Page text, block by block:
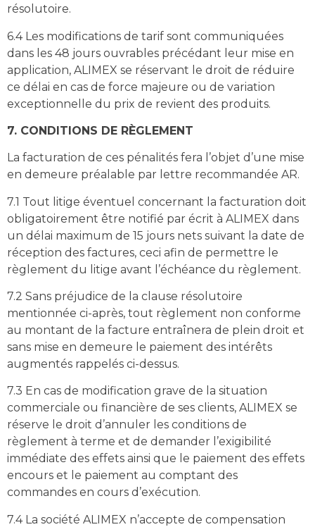
résolutoire.
6.4 Les modifications de tarif sont communiquées
dans les 48 jours ouvrables précédant leur mise en
application, ALIMEX se réservant le droit de réduire
ce délai en cas de force majeure ou de variation
exceptionnelle du prix de revient des produits.
7. CONDITIONS DE RÈGLEMENT
La facturation de ces pénalités fera l’objet d’une mise
en demeure préalable par lettre recommandée AR.
7.1 Tout litige éventuel concernant la facturation doit
obligatoirement être notifié par écrit à ALIMEX dans
un délai maximum de 15 jours nets suivant la date de
réception des factures, ceci afin de permettre le
règlement du litige avant l’échéance du règlement.
7.2 Sans préjudice de la clause résolutoire
mentionnée ci-après, tout règlement non conforme
au montant de la facture entraînera de plein droit et
sans mise en demeure le paiement des intérêts
augmentés rappelés ci-dessus.
7.3 En cas de modification grave de la situation
commerciale ou financière de ses clients, ALIMEX se
réserve le droit d’annuler les conditions de
règlement à terme et de demander l’exigibilité
immédiate des effets ainsi que le paiement des effets
encours et le paiement au comptant des
commandes en cours d’exécution.
7.4 La société ALIMEX n’accepte de compensation